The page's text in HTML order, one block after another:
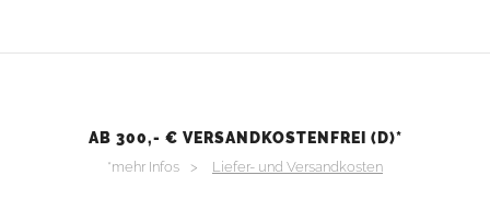
AB 300,- € VERSANDKOSTENFREI (D)*
*mehr Infos > Liefer- und Versandkosten